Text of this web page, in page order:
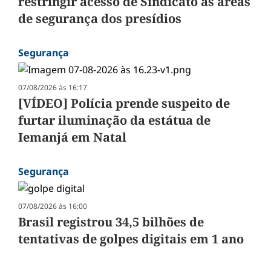
de segurança dos presídios
Segurança
07/08/2026 às 16:17
[VÍDEO] Polícia prende suspeito de
furtar iluminação da estátua de
Iemanjá em Natal
Segurança
07/08/2026 às 16:00
Brasil registrou 34,5 bilhões de
tentativas de golpes digitais em 1 ano